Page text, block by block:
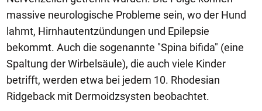
massive neurologische Probleme sein, wo der Hund
lahmt, Hirnhautentzündungen und Epilepsie
bekommt. Auch die sogenannte "Spina bifida" (eine
Spaltung der Wirbelsäule), die auch viele Kinder
betrifft, werden etwa bei jedem 10. Rhodesian
Ridgeback mit Dermoidzsysten beobachtet.